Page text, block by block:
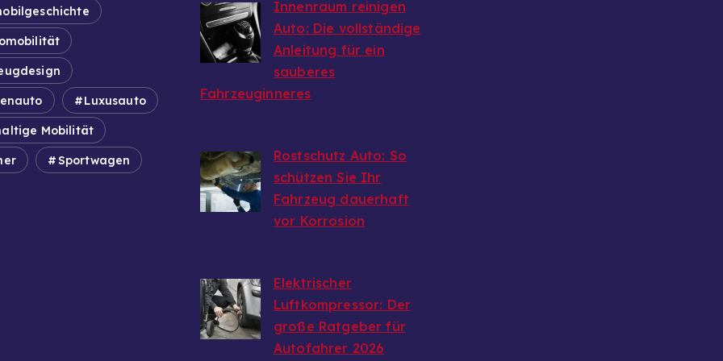
Luxusauto
Mobilität
Sportwagen
Innenraum reinigen
Auto: Die vollständige
Anleitung für ein
sauberes
Fahrzeuginneres
Rostschutz Auto: So
schützen Sie Ihr
Fahrzeug dauerhaft
vor Korrosion
Elektrischer
Luftkompressor: Der
große Ratgeber für
Autofahrer 2026